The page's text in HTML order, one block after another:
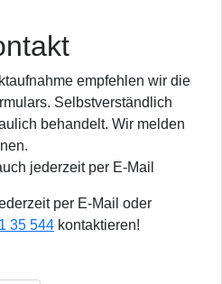
empfehlen wir die
Selbstverständlich
behandelt. Wir melden
jederzeit per E-Mail
per E-Mail oder
35 544 kontaktieren!